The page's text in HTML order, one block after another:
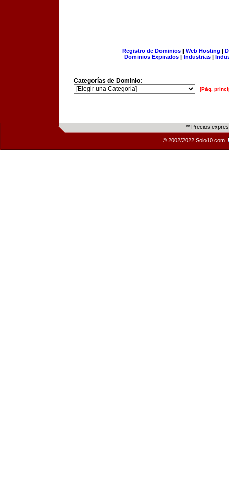
Registro de Dominios| Web Hosting |
Dominios Expirados | Industrias |
Categorías de Dominio:
[Pág.
** Precios
© 2002/2022 Solo10.com